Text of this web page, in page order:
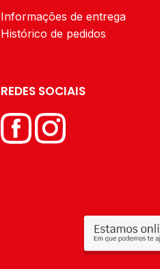
Informações de entrega
Histórico de pedidos
REDES SOCIAIS